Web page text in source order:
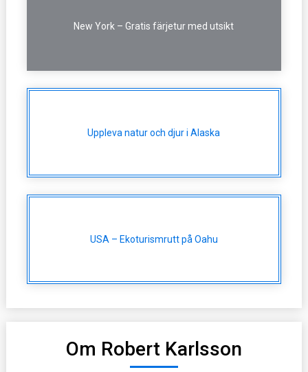
New York – Gratis färjetur med utsikt
Uppleva natur och djur i Alaska
USA – Ekoturismrutt på Oahu
Om Robert Karlsson